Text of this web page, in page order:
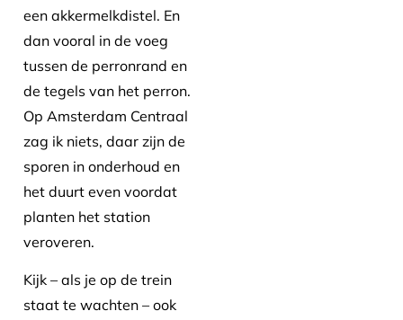
een akkermelkdistel. En
dan vooral in de voeg
tussen de perronrand en
de tegels van het perron.
Op Amsterdam Centraal
zag ik niets, daar zijn de
sporen in onderhoud en
het duurt even voordat
planten het station
veroveren.
Kijk – als je op de trein
staat te wachten – ook